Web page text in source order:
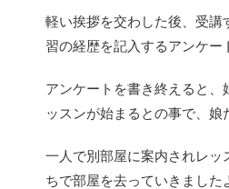
軽い挨拶を交わした後、受
習の経歴を記入するアンケー
アンケートを書き終えると
ッスンが始まるとの事で、娘
一人で別部屋に案内されレ
ちで部屋を去っていきました